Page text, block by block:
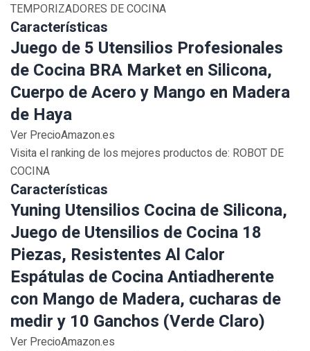
TEMPORIZADORES DE COCINA
Características
Juego de 5 Utensilios Profesionales
de Cocina BRA Market en Silicona,
Cuerpo de Acero y Mango en Madera
de Haya
Ver PrecioAmazon.es
Visita el ranking de los mejores productos de: ROBOT DE
COCINA
Características
Yuning Utensilios Cocina de Silicona,
Juego de Utensilios de Cocina 18
Piezas, Resistentes Al Calor
Espátulas de Cocina Antiadherente
con Mango de Madera, cucharas de
medir y 10 Ganchos (Verde Claro)
Ver PrecioAmazon.es